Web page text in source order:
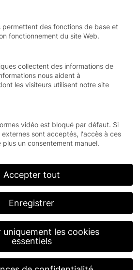
à spirale
Alux.
classique.
très robuste grâce à ses lames
de charge par an. En outre,
par sa classe de vent maximale
d’être utilisé même sous les
permettent des fonctions de base et
fonctionnement du site Web.
collectent des informations de
nous aident à
les visiteurs utilisent notre site
vidéo est bloqué par défaut. Si
externes sont acceptés, l'accès à ces
un consentement manuel.
Accepter tout
Enregistrer
uniquement les cookies
essentiels